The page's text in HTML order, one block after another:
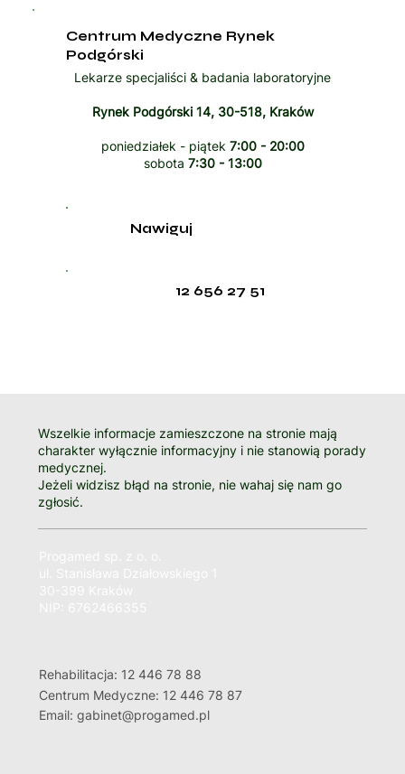
Centrum Medyczne Rynek
Podgórski
Lekarze specjaliści & badania laboratoryjne
Rynek Podgórski 14, 30-518, Kraków
poniedziałek - piątek 7:00 - 20:00
sobota 7:30 - 13:00
12 656 27 51
Nawiguj
Wszelkie informacje zamieszczone na stronie mają
charakter wyłącznie informacyjny i nie stanowią porady
medycznej.
Jeżeli widzisz błąd na stronie, nie wahaj się nam go
zgłosić.
Rehabilitacja: 12 446 78 88
Centrum Medyczne: 12 446 78 87
Email: gabinet@progamed.pl